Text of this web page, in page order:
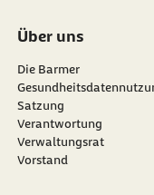
Über uns
Die Barmer
Satzung
Verantwortung
Verwaltungsrat
Vorstand